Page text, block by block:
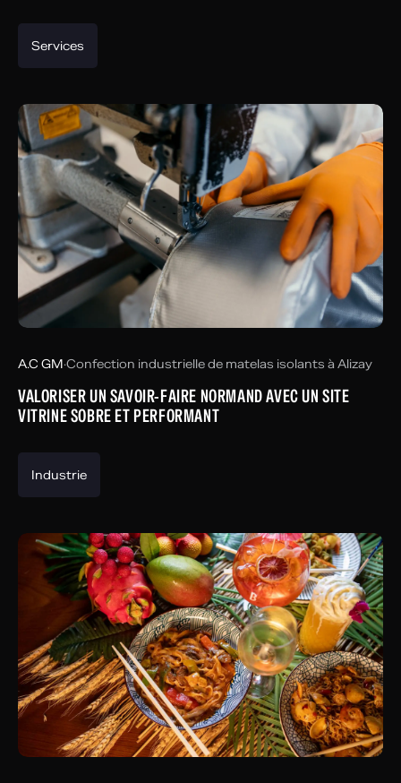
Services
A.C GM·Confection industrielle de matelas isolants à Alizay
VALORISER UN SAVOIR-FAIRE NORMAND AVEC UN SITE
VITRINE SOBRE ET PERFORMANT
Industrie